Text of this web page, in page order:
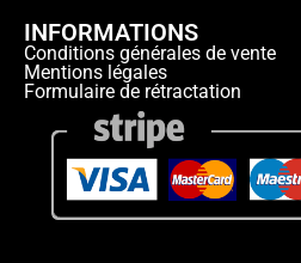
INFORMATIONS
Conditions générales de vente
Mentions légales
Formulaire de rétractation